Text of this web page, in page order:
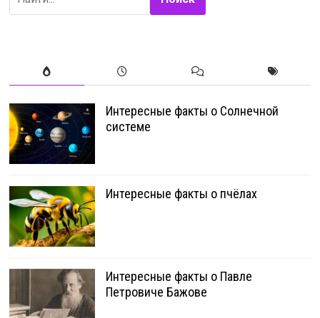
Интересные факты о Солнечной
системе
Интересные факты о пчёлах
Интересные факты о Павле
Петровиче Бажове